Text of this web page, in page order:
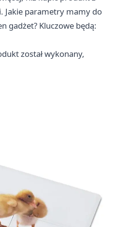
Jakie parametry mamy do
gadżet? Kluczowe będą:
został wykonany,